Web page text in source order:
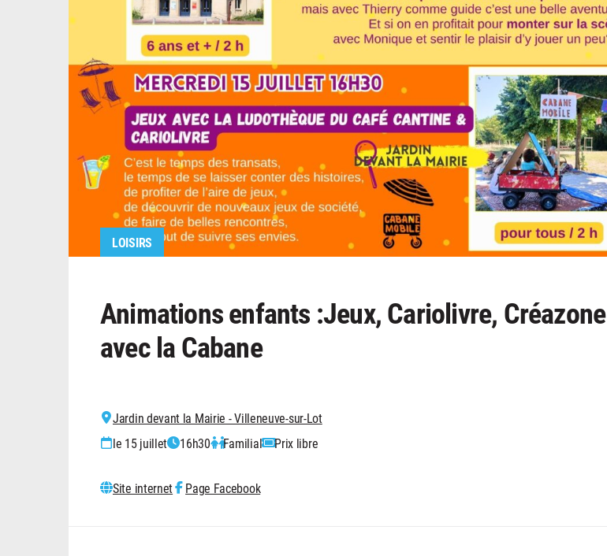
LOISIRS
Animations enfants :Jeux, Cariolivre, Créazone
avec la Cabane
Jardin devant la Mairie - Villeneuve-sur-Lot
le 15 juillet
16h30 Familial Prix libre
Site internet Page Facebook